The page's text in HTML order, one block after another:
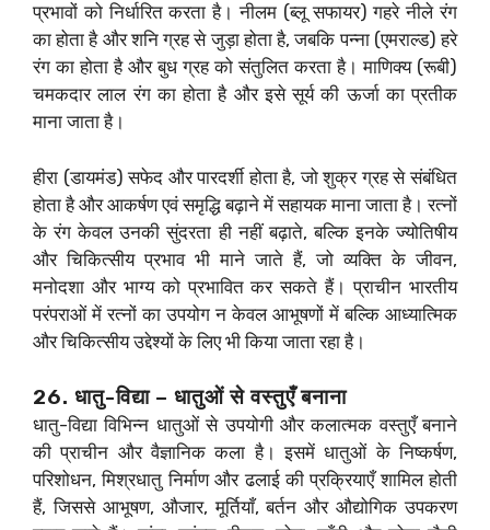
प्रभावों को निर्धारित करता है। नीलम (ब्लू सफायर) गहरे नीले रंग
का होता है और शनि ग्रह से जुड़ा होता है, जबकि पन्ना (एमराल्ड) हरे
रंग का होता है और बुध ग्रह को संतुलित करता है। माणिक्य (रूबी)
चमकदार लाल रंग का होता है और इसे सूर्य की ऊर्जा का प्रतीक
माना जाता है।
हीरा (डायमंड) सफेद और पारदर्शी होता है, जो शुक्र ग्रह से संबंधित
होता है और आकर्षण एवं समृद्धि बढ़ाने में सहायक माना जाता है। रत्नों
के रंग केवल उनकी सुंदरता ही नहीं बढ़ाते, बल्कि इनके ज्योतिषीय
और चिकित्सीय प्रभाव भी माने जाते हैं, जो व्यक्ति के जीवन,
मनोदशा और भाग्य को प्रभावित कर सकते हैं। प्राचीन भारतीय
परंपराओं में रत्नों का उपयोग न केवल आभूषणों में बल्कि आध्यात्मिक
और चिकित्सीय उद्देश्यों के लिए भी किया जाता रहा है।
26. धातु-विद्या – धातुओं से वस्तुएँ बनाना
धातु-विद्या विभिन्न धातुओं से उपयोगी और कलात्मक वस्तुएँ बनाने
की प्राचीन और वैज्ञानिक कला है। इसमें धातुओं के निष्कर्षण,
परिशोधन, मिश्रधातु निर्माण और ढलाई की प्रक्रियाएँ शामिल होती
हैं, जिससे आभूषण, औजार, मूर्तियाँ, बर्तन और औद्योगिक उपकरण